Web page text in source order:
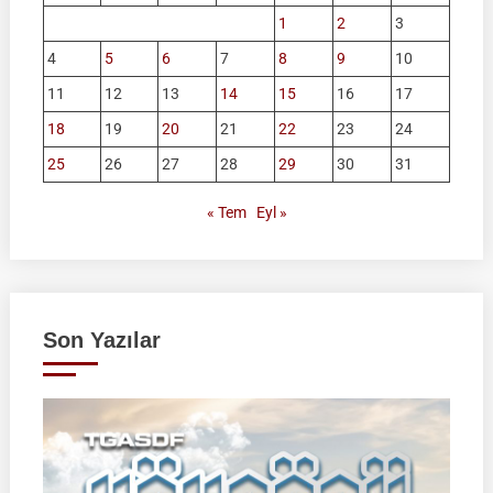
1
2
3
4
5 6 7 8 9
10
11
12 13 14 15 16
17
18
19 20 21 22 23
24
25
26 27 28 29 30 31
« Tem Eyl »
Son Yazılar